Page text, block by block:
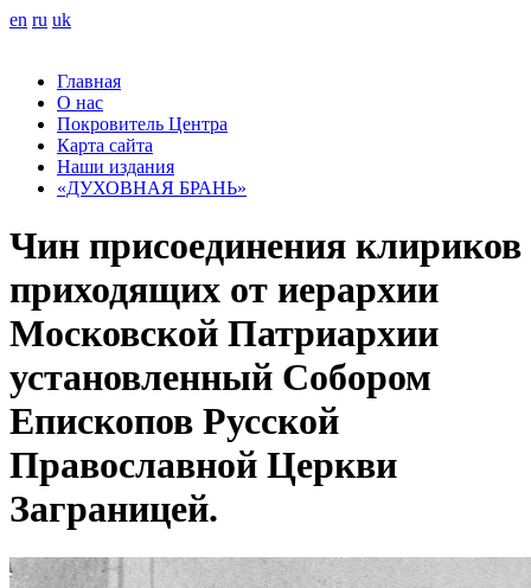
en ru uk
Главная
О нас
Покровитель Центра
Карта сайта
Наши издания
«ДУХОВНАЯ БРАНЬ»
Чин присоединения клириков
приходящих от иерархии
Московской Патриархии
установленный Собором
Епископов Русской
Православной Церкви
Заграницей.